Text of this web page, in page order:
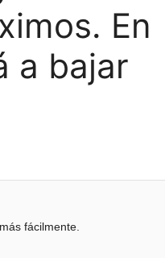
En
a bajar
fácilmente.